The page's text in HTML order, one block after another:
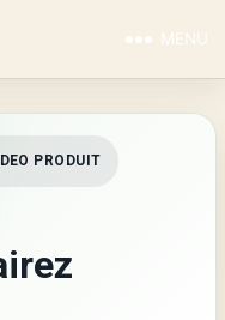
MENU
PRODUIT